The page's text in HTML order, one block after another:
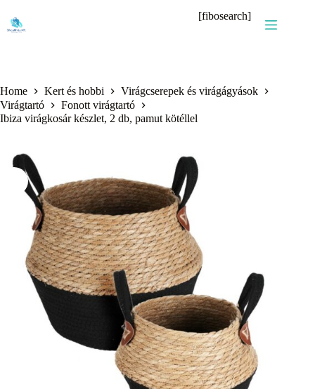
content
[fibosearch]
Home Kert és hobbi
Virágcserepek és virágágyások
Virágtartó
Fonott virágtartó
Ibiza virágkosár készlet, 2 db, pamut kötéllel